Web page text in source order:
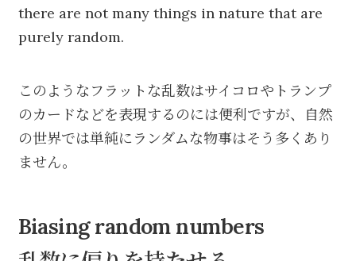
there are not many things in nature that are
purely random.
このようなフラットな乱数はサイコロやトランプ
のカードなどを表現するのには便利ですが、自然
の世界では単純にランダムな物事はそう多くあり
ません。
Biasing random numbers